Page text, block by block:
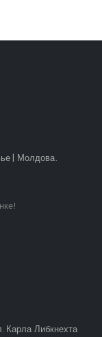
| Молдова.
Карла Либкнехта